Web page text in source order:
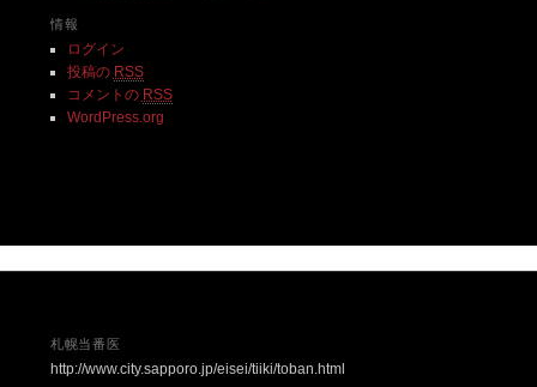
情報
ログイン
投稿の RSS
コメントの RSS
WordPress.org
札幌当番医
http://www.city.sapporo.jp/eisei/tiiki/toban.html